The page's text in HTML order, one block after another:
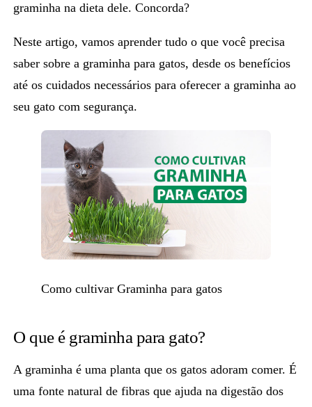
graminha na dieta dele. Concorda?
Neste artigo, vamos aprender tudo o que você precisa
saber sobre a graminha para gatos, desde os benefícios
até os cuidados necessários para oferecer a graminha ao
seu gato com segurança.
Como cultivar Graminha para gatos
O que é graminha para gato?
A graminha é uma planta que os gatos adoram comer. É
uma fonte natural de fibras que ajuda na digestão dos